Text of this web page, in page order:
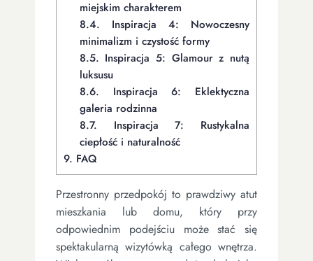
miejskim charakterem
8.4. Inspiracja 4: Nowoczesny
minimalizm i czystość formy
8.5. Inspiracja 5: Glamour z nutą
luksusu
8.6. Inspiracja 6: Eklektyczna
galeria rodzinna
8.7. Inspiracja 7: Rustykalna
ciepłość i naturalność
9. FAQ
Przestronny przedpokój to prawdziwy atut
mieszkania lub domu, który przy
odpowiednim podejściu może stać się
spektakularną wizytówką całego wnętrza.